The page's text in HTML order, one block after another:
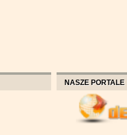
NASZE PORTALE